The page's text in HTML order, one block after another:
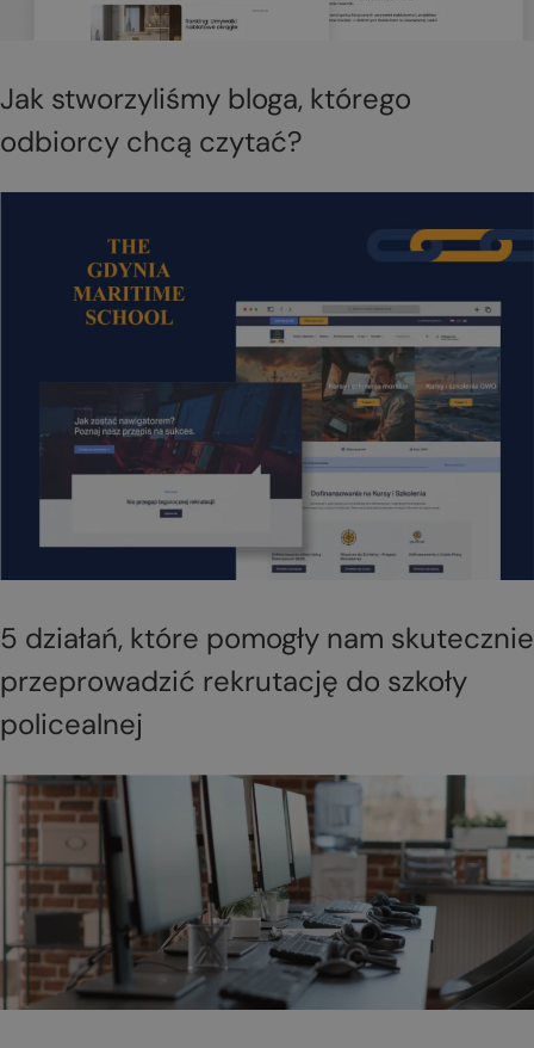
Jak stworzyliśmy bloga, którego
odbiorcy chcą czytać?
5 działań, które pomogły nam skutecznie
przeprowadzić rekrutację do szkoły
policealnej